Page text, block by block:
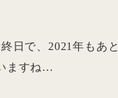
日で、2021年もあ
ますね…